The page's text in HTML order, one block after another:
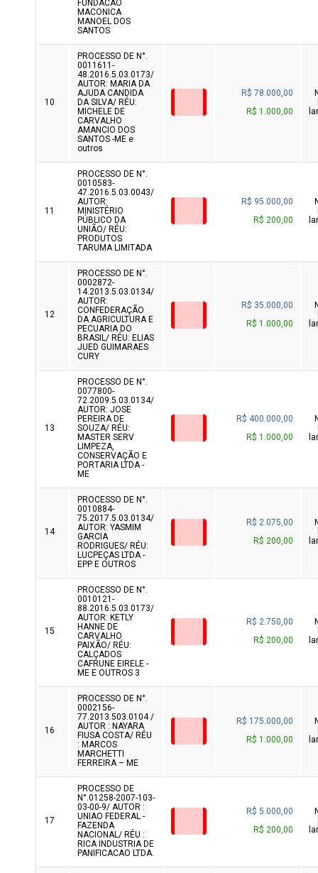
FUNDACAO
MACONICA
MANOEL DOS
SANTOS
10
PROCESSO DE N°.
0011611-
48.2016.5.03.0173/
AUTOR: MARIA DA
AJUDA CANDIDA
DA SILVA/ RÉU:
MICHELE DE
CARVALHO
AMANCIO DOS
SANTOS -ME e
outros
R$ 78.000,00
R$ 1.000,00
11
PROCESSO DE N°.
0010583-
47.2016.5.03.0043/
AUTOR:
MINISTÉRIO
PÚBLICO DA
UNIÃO/ RÉU:
PRODUTOS
TARUMA LIMITADA
R$ 95.000,00
R$ 200,00
12
PROCESSO DE N°.
0002872-
14.2013.5.03.0134/
AUTOR:
CONFEDERAÇÃO
DA AGRICULTURA E
PECUARIA DO
BRASIL/ RÉU: ELIAS
JUED GUIMARAES
CURY
R$ 35.000,00
R$ 1.000,00
13
PROCESSO DE N°.
0077800-
72.2009.5.03.0134/
AUTOR: JOSE
PEREIRA DE
SOUZA/ RÉU:
MASTER SERV
LIMPEZA,
CONSERVAÇÃO E
PORTARIA LTDA -
ME
R$ 400.000,00
R$ 1.000,00
14
PROCESSO DE N°.
0010884-
75.2017.5.03.0134/
AUTOR: YASMIM
GARCIA
RODRIGUES/ RÉU:
LUCPEÇAS LTDA -
EPP E OUTROS
R$ 2.075,00
R$ 200,00
15
PROCESSO DE N°.
0010121-
88.2016.5.03.0173/
AUTOR: KETLY
HANNE DE
CARVALHO
PAIXÃO/ RÉU:
CALÇADOS
CAFRUNE EIRELE -
ME E OUTROS 3
R$ 2.750,00
R$ 200,00
16
PROCESSO DE N°.
0002156-
77.2013.503.0104 /
AUTOR : NAYARA
FIUSA COSTA/ RÉU
: MARCOS
MARCHETTI
FERREIRA – ME
R$ 175.000,00
R$ 1.000,00
17
PROCESSO DE
N°.01258-2007-103-
03-00-9/ AUTOR :
UNIAO FEDERAL -
FAZENDA
NACIONAL/ RÉU :
RICA INDUSTRIA DE
PANIFICACAO LTDA.
R$ 5.000,00
R$ 200,00